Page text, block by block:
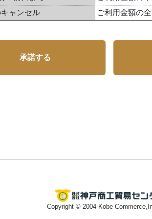
ャンセル
ご利用金額の
承諾する
Copyright © 2004 Kobe